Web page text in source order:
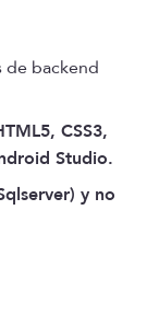
de backend
CSS3,
Studio.
y no